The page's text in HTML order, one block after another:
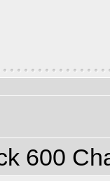
600